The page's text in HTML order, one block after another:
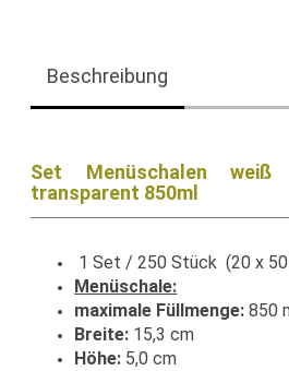
Beschreibung
Set Menüschalen
transparent 850ml
1 Set / 250 Stück (20 x
Menüschale:
maximale Füllmenge: 850
Breite: 15,3 cm
Höhe: 5,0 cm